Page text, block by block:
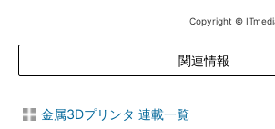
Copyright ©
関連情報
金属3Dプリンタ 連載一覧